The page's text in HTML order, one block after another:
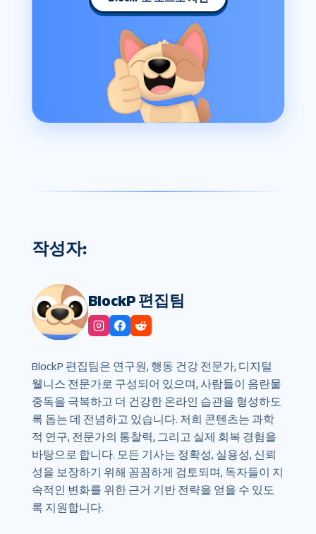
작성자:
BlockP 편집팀
BlockP 편집팀은 연구원, 행동 건강 전문가, 디지털
웰니스 전문가로 구성되어 있으며, 사람들이 음란물
중독을 극복하고 더 건강한 온라인 습관을 형성하도
록 돕는 데 전념하고 있습니다. 저희 콘텐츠는 과학
적 연구, 전문가의 통찰력, 그리고 실제 회복 경험을
바탕으로 합니다. 모든 기사는 정확성, 실용성, 신뢰
성을 보장하기 위해 꼼꼼하게 검토되며, 독자들이 지
속적인 변화를 위한 근거 기반 전략을 얻을 수 있도
록 지원합니다.